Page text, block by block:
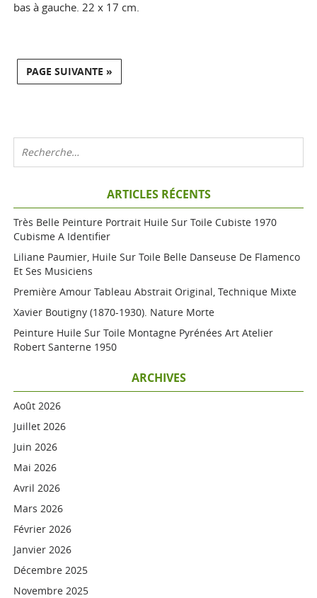
bas à gauche. 22 x 17 cm.
PAGE SUIVANTE »
ARTICLES RÉCENTS
Très Belle Peinture Portrait Huile Sur Toile Cubiste 1970
Cubisme A Identifier
Liliane Paumier, Huile Sur Toile Belle Danseuse De Flamenco
Et Ses Musiciens
Première Amour Tableau Abstrait Original, Technique Mixte
Xavier Boutigny (1870-1930). Nature Morte
Peinture Huile Sur Toile Montagne Pyrénées Art Atelier
Robert Santerne 1950
ARCHIVES
Août 2026
Juillet 2026
Juin 2026
Mai 2026
Avril 2026
Mars 2026
Février 2026
Janvier 2026
Décembre 2025
Novembre 2025